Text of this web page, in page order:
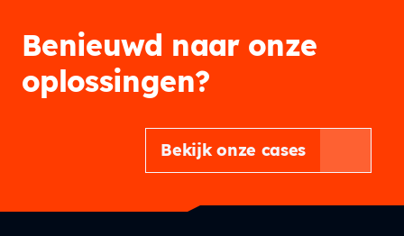
Benieuwd naar onze
oplossingen?
Bekijk onze cases